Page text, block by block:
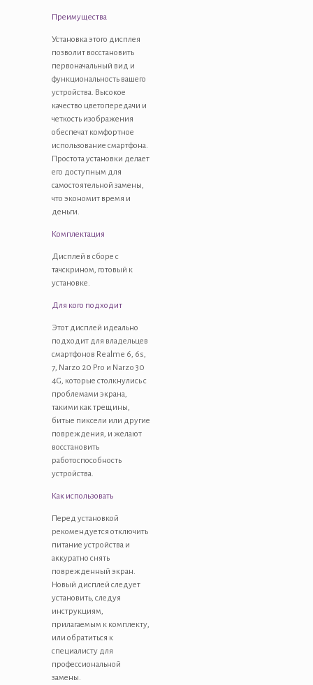
Преимущества
Установка этого дисплея
позволит восстановить
первоначальный вид и
функциональность вашего
устройства. Высокое
качество цветопередачи и
четкость изображения
обеспечат комфортное
использование смартфона.
Простота установки делает
его доступным для
самостоятельной замены,
что экономит время и
деньги.
Комплектация
Дисплей в сборе с
тачскрином, готовый к
установке.
Для кого подходит
Этот дисплей идеально
подходит для владельцев
смартфонов Realme 6, 6s,
7, Narzo 20 Pro и Narzo 30
4G, которые столкнулись с
проблемами экрана,
такими как трещины,
битые пиксели или другие
повреждения, и желают
восстановить
работоспособность
устройства.
Как использовать
Перед установкой
рекомендуется отключить
питание устройства и
аккуратно снять
поврежденный экран.
Новый дисплей следует
установить, следуя
инструкциям,
прилагаемым к комплекту,
или обратиться к
специалисту для
профессиональной
замены.